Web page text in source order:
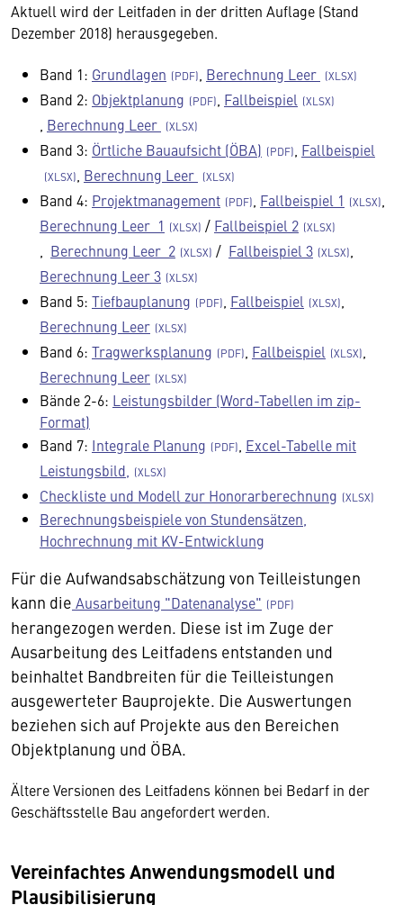
Aktuell wird der Leitfaden in der dritten Auflage (Stand
Dezember 2018) herausgegeben.
Band 1: Grundlagen
Berechnung Leer
Band 2: Objektplanung
Fallbeispiel
Berechnung Leer
Band 3: Örtliche Bauaufsicht (ÖBA)
Fallbeispiel
Berechnung Leer
Band 4: Projektmanagement Fallbeispiel 1
Berechnung Leer 1
/ Fallbeispiel 2
Berechnung Leer 2 / Fallbeispiel 3
Berechnung Leer 3
Band 5: Tiefbauplanung Fallbeispiel
Berechnung Leer
Band 6: Tragwerksplanung Fallbeispiel
Berechnung Leer
Bände 2-6: Leistungsbilder (Word-Tabellen im zip-
Format)
Band 7: Integrale Planung
Excel-Tabelle mit
Leistungsbild,
Checkliste und Modell zur Honorarberechnung
Berechnungsbeispiele von Stundensätzen,
Hochrechnung mit KV-Entwicklung
Für die Aufwandsabschätzung von Teilleistungen
kann die Ausarbeitung "Datenanalyse"
herangezogen werden. Diese ist im Zuge der
Ausarbeitung des Leitfadens entstanden und
beinhaltet Bandbreiten für die Teilleistungen
ausgewerteter Bauprojekte. Die Auswertungen
beziehen sich auf Projekte aus den Bereichen
Objektplanung und ÖBA.
Ältere Versionen des Leitfadens können bei Bedarf in der
Geschäftsstelle Bau angefordert werden.
Vereinfachtes Anwendungsmodell und
Plausibilisierung